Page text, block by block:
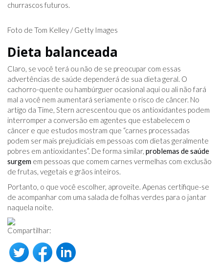
churrascos futuros.
Foto de Tom Kelley / Getty Images
Dieta balanceada
Claro, se você terá ou não de se preocupar com essas
advertências de saúde dependerá de sua dieta geral. O
cachorro-quente ou hambúrguer ocasional aqui ou ali não fará
mal a você nem aumentará seriamente o risco de câncer. No
artigo da Time, Stern acrescentou que os antioxidantes podem
interromper a conversão em agentes que estabelecem o
câncer e que estudos mostram que “carnes processadas
podem ser mais prejudiciais em pessoas com dietas geralmente
pobres em antioxidantes”. De forma similar, problemas de saúde
surgem em pessoas que comem carnes vermelhas com exclusão
de frutas, vegetais e grãos inteiros.
Portanto, o que você escolher, aproveite. Apenas certifique-se
de acompanhar com uma salada de folhas verdes para o jantar
naquela noite.
Compartilhar: